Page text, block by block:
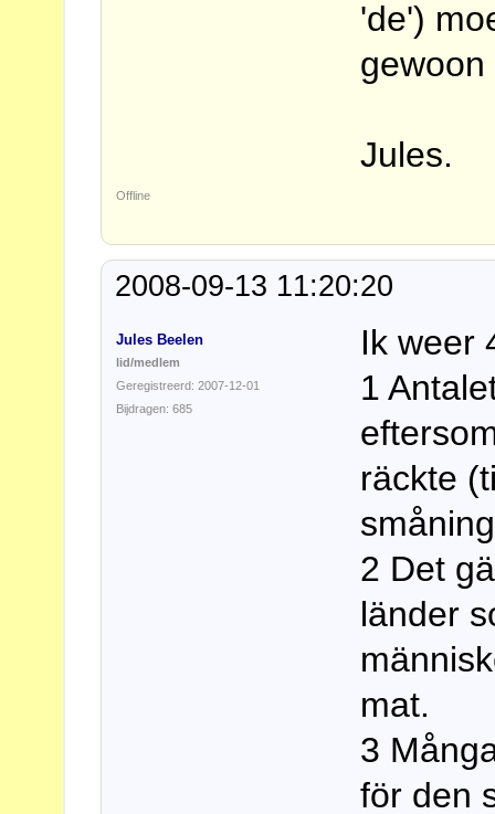
'de')
Jules.
Offline
2008-09-13 11:20:20
Jules Beelen
lid/medlem
Geregistreerd: 2007-12-01
Bijdragen: 685
Ik weer
1
räckte
2 Det
länder
mat.
3
för den